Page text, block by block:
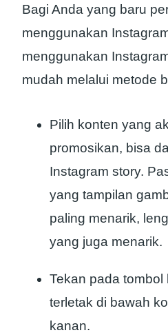
Bagi Anda yang baru
menggunakan
menggunakan
mudah melalui metode
Pilih konten yang
promosikan, bisa
Instagram story.
yang tampilan
paling menarik,
yang juga menarik.
Tekan pada
terletak di bawah
kanan.